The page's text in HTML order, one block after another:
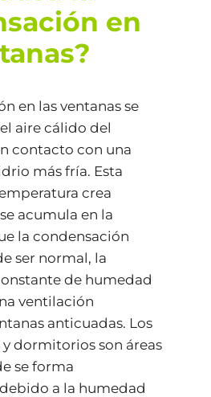
en
en las ventanas se
aire cálido del
contacto con una
más fría. Esta
crea
acumula en la
la condensación
ser normal, la
de humedad
ventilación
anticuadas. Los
y dormitorios son áreas
se forma
a la humedad